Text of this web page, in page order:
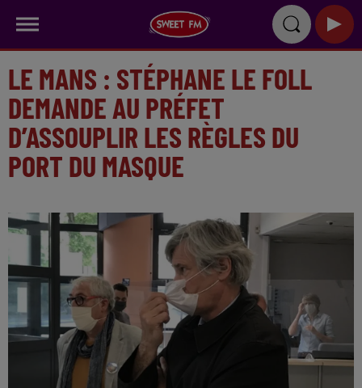
LE MANS : STÉPHANE LE FOLL
DEMANDE AU PRÉFET
D’ASSOUPLIR LES RÈGLES DU
PORT DU MASQUE